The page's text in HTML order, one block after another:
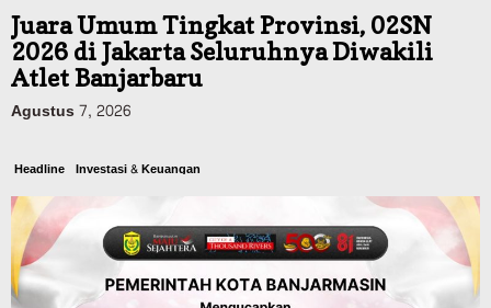
Juara Umum Tingkat Provinsi, 02SN
2026 di Jakarta Seluruhnya Diwakili
Atlet Banjarbaru
Agustus 7, 2026
Headline Investasi & Keuangan
KUA-PPAS 2027 Banjarbaru Defisit 170
Miliar, Pendapatan 1,2 Triliun Belanja
1,37 Triliun, Tutup Kekurangan dari
SiLPA